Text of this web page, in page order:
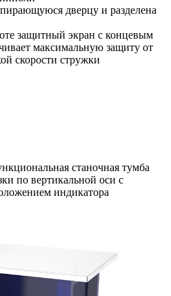
дверцу и разделена
защитный экран с концевым
максимальную защиту от
скорости стружки
станочная тумба
по вертикальной оси с
индикатора